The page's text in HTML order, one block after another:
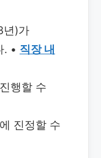
년)가
. • 직장 내
행할 수
진정할 수